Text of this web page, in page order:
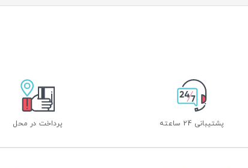
پشتیبانی 24 ساعته پرداخت در محل